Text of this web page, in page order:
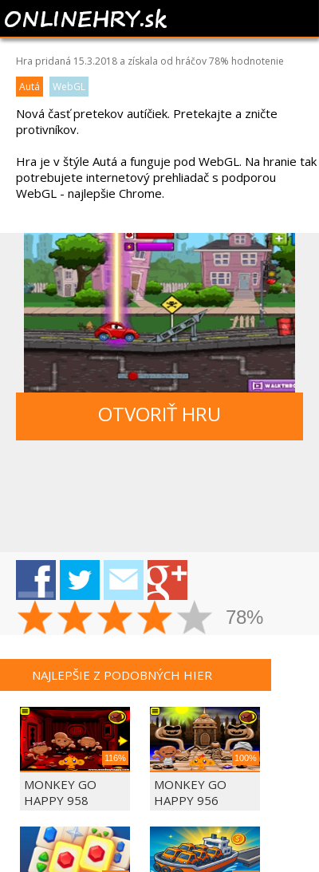
CAR EATS CAR 6
Hra pridaná 15.3.2018 a získala od hráčov78% hodnotenie
Autá
WebGL
Nová časť pretekov autíčiek. Pretekajte a zničte
protivníkov.
Hra je v štýle Autá a funguje pod WebGL. Na hranie tak
potrebujete internetový prehliadač s podporou
WebGL - najlepšie Chrome.
OTVORIŤ HRU
78%
NAJLEPŠIE Z PODOBNÝCH HIER
116%
MONKEY GO
HAPPY 958
100%
MONKEY GO
HAPPY 956